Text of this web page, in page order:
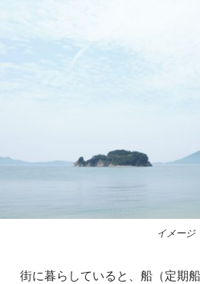
イメージ
街に暮らしていると、船（定期